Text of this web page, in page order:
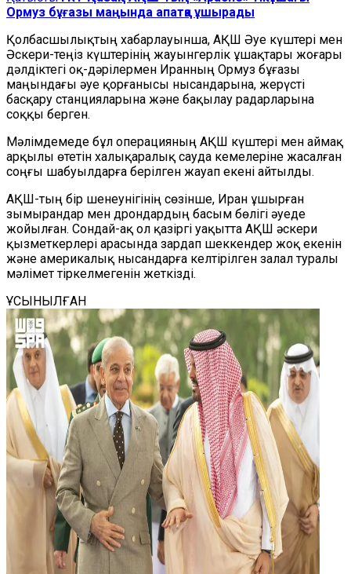
Ормуз бұғазы маңында апатқа ұшырады
Қолбасшылықтың хабарлауынша, АҚШ Әуе күштері мен
Әскери-теңіз күштерінің жауынгерлік ұшақтары жоғары
дәлдіктегі оқ-дәрілермен Иранның Ормуз бұғазы
маңындағы әуе қорғанысы нысандарына, жерүсті
басқару станцияларына және бақылау радарларына
соққы берген.
Мәлімдемеде бұл операцияның АҚШ күштері мен аймақ
арқылы өтетін халықаралық сауда кемелеріне жасалған
соңғы шабуылдарға берілген жауап екені айтылды.
АҚШ-тың бір шенеунігінің сөзінше, Иран ұшырған
зымырандар мен дрондардың басым бөлігі әуеде
жойылған. Сондай-ақ ол қазіргі уақытта АҚШ әскери
қызметкерлері арасында зардап шеккендер жоқ екенін
және америкалық нысандарға келтірілген залал туралы
мәлімет тіркелмегенін жеткізді.
ҰСЫНЫЛҒАН